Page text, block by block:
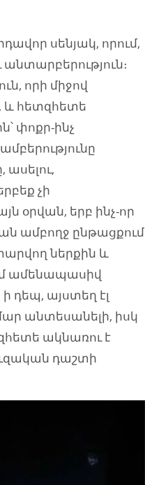
սենյակ, որում,
անտարբերություն։
որի միջով
և հետզհետե
փոքր-ինչ
չի
օրվան, երբ ինչ-որ
ամբողջ ընթացքում
ներքին և
ամենապասիվ
դեպ, այստեղ էլ
անտեսանելի, իսկ
ակնառու է
դաշտի